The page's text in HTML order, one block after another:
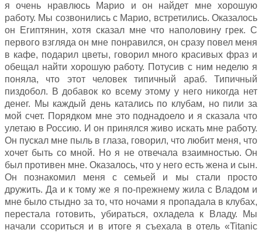
я очень нравлюсь Марио и он найдет мне хорошую
работу. Мы созвонились с Марио, встретились. Оказалось
он Египтянин, хотя сказал мне что наполовину грек. С
первого взгляда он мне понравился, он сразу повел меня
в кафе, подарил цветы, говорил много красивых фраз и
обещал найти хорошую работу. Потусив с ним неделю я
поняла, что этот человек типичный араб. Типичный
пиздобол. В добавок ко всему этому у него никогда нет
денег. Мы каждый день катались по клубам, но пили за
мой счет. Порядком мне это поднадоело и я сказала что
улетаю в Россию. И он принялся живо искать мне работу.
Он пускал мне пыль в глаза, говорил, что любит меня, что
хочет быть со мной. Но я не отвечала взаимностью. Он
был противен мне. Оказалось, что у него есть жена и сын.
Он познакомил меня с семьей и мы стали просто
дружить. Да и к тому же я по-прежнему жила с Владом и
мне было стыдно за то, что ночами я пропадала в клубах,
перестала готовить, убираться, охладела к Владу. Мы
начали ссориться и в итоге я съехала в отель «Titanic